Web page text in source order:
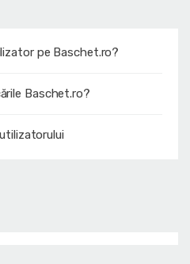
pe Baschet.ro?
Baschet.ro?